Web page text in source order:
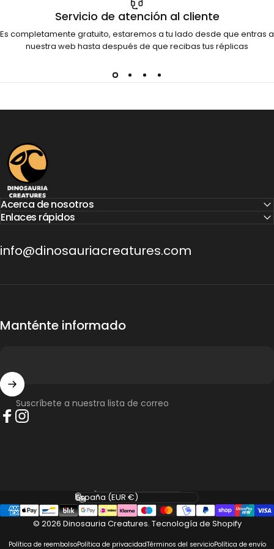
Servicio de atención al cliente
Es completamente gratuito, estaremos a tu lado desde que entras a
nuestra web hasta después de que recibas tus réplicas
Dinosauria Creatures
Acerca de nosotros
Enlaces rápidos
info@dinosauriacreatures.com
Manténte informado
Suscríbete a nuestra lista de correo
© 2026 Dinosauria Creatures. Tecnología de Shopify
Política de reembolsoPolítica de privacidadTérminos del servicioPolítica de envío
Idioma
País/región